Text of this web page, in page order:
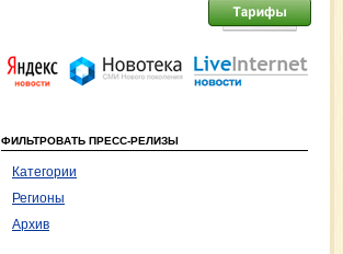
ФИЛЬТРОВАТЬ ПРЕСС-РЕЛИЗЫ
Категории
Регионы
Архив